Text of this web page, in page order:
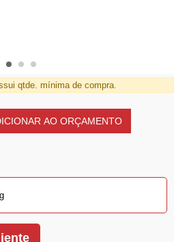
qtde. mínima de compra.